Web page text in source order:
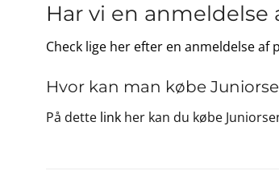
Har vi en anmeldelse
Check lige her efter en anmeldelse af
Hvor kan man købe
På dette link her kan du købe